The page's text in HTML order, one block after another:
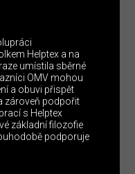
Helptex a na
umístila sběrné
OMV mohou
a obuvi přispět
zároveň podpořit
s Helptex
základní filozofie
podporuje